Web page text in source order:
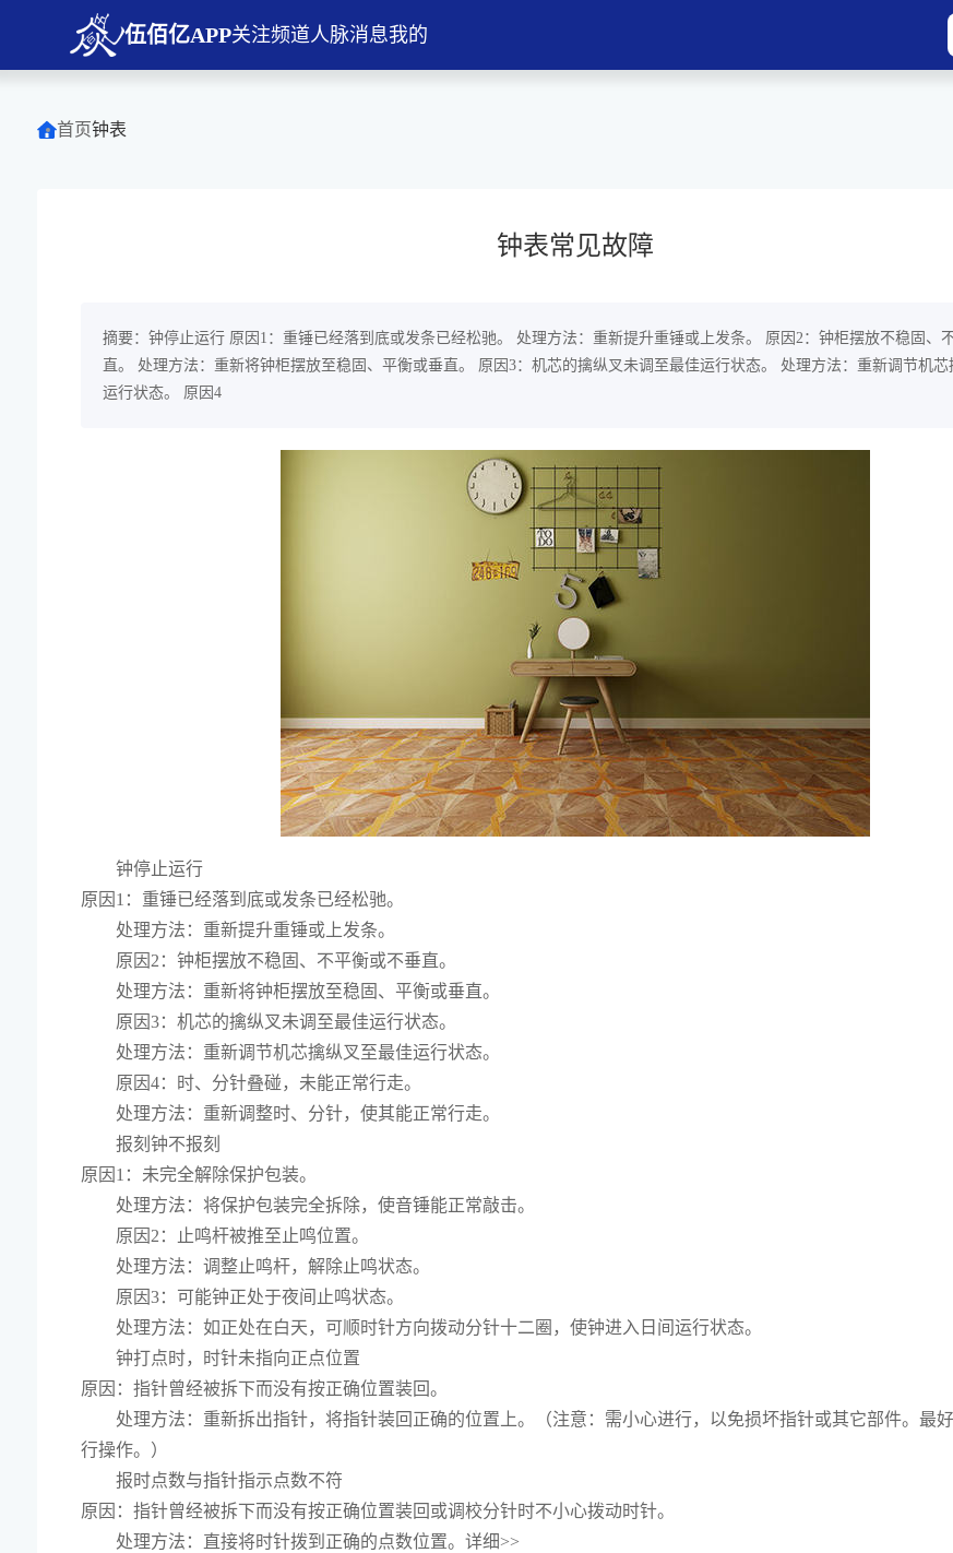
伍佰亿APP关注频道人脉消息我的
首页钟表
钟表常见故障
摘要：钟停止运行 原因1：重锤已经落到底或发条已经松驰。 处理方法：重新提升重锤或上发条。 原因2：钟柜摆放不稳固、
直。 处理方法：重新将钟柜摆放至稳固、平衡或垂直。 原因3：机芯的擒纵叉未调至最佳运行状态。 处理方法：重新调节机芯
运行状态。 原因4
钟停止运行
原因1：重锤已经落到底或发条已经松驰。
处理方法：重新提升重锤或上发条。
原因2：钟柜摆放不稳固、不平衡或不垂直。
处理方法：重新将钟柜摆放至稳固、平衡或垂直。
原因3：机芯的擒纵叉未调至最佳运行状态。
处理方法：重新调节机芯擒纵叉至最佳运行状态。
原因4：时、分针叠碰，未能正常行走。
处理方法：重新调整时、分针，使其能正常行走。
报刻钟不报刻
原因1：未完全解除保护包装。
处理方法：将保护包装完全拆除，使音锤能正常敲击。
原因2：止鸣杆被推至止鸣位置。
处理方法：调整止鸣杆，解除止鸣状态。
原因3：可能钟正处于夜间止鸣状态。
处理方法：如正处在白天，可顺时针方向拨动分针十二圈，使钟进入日间运行状态。
钟打点时，时针未指向正点位置
原因：指针曾经被拆下而没有按正确位置装回。
处理方法：重新拆出指针，将指针装回正确的位置上。（注意：需小心进行，以免损坏指针或其它部件。最
行操作。）
报时点数与指针指示点数不符
原因：指针曾经被拆下而没有按正确位置装回或调校分针时不小心拨动时针。
处理方法：直接将时针拨到正确的点数位置。详细>>